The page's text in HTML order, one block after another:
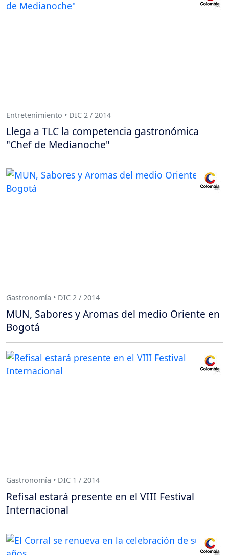
Entretenimiento • DIC 2 / 2014
Llega a TLC la competencia gastronómica
"Chef de Medianoche"
Gastronomía • DIC 2 / 2014
MUN, Sabores y Aromas del medio Oriente en
Bogotá
Gastronomía • DIC 1 / 2014
Refisal estará presente en el VIII Festival
Internacional